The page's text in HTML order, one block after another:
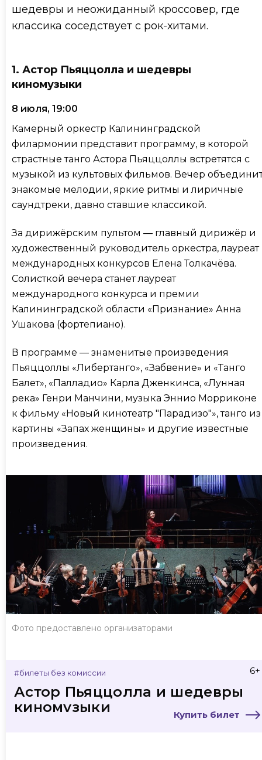
шедевры и неожиданный кроссовер, где
классика соседствует с рок-хитами.
1. Астор Пьяццолла и шедевры
киномузыки
8 июля, 19:00
Камерный оркестр Калининградской
филармонии представит программу, в которой
страстные танго Астора Пьяццоллы встретятся с
музыкой из культовых фильмов. Вечер
знакомые мелодии, яркие ритмы и лиричные
саундтреки, давно ставшие классикой.
За дирижёрским пультом — главный дирижёр и
художественный руководитель оркестра, лауреат
международных конкурсов Елена Толкачёва.
Солисткой вечера станет лауреат
международного конкурса и премии
Калининградской области «Признание» Анна
Ушакова (фортепиано).
В программе — знаменитые произведения
Пьяццоллы «Либертанго», «Забвение» и «Танго
Балет», «Палладио» Карла Дженкинса, «Лунная
река» Генри Манчини, музыка Эннио Морриконе
к фильму «Новый кинотеатр "Парадизо"», танго из
картины «Запах женщины» и другие известные
произведения.
Фото предоставлено организаторами
6+
#билеты без комиссии
Купить билет
Астор Пьяццолла и шедевры
киномузыки